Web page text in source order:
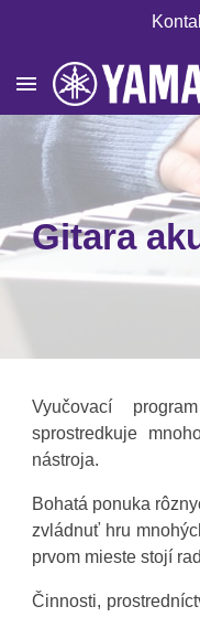
Gitara
Vyučovací
sprostredkuje
nástroja.
Bohatá ponuka
zvládnuť hru
prvom mieste stojí
Činnosti,